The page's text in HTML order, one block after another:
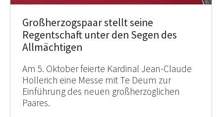
Großherzogspaar stellt seine
Regentschaft unter den Segen des
Allmächtigen
Am 5. Oktober feierte Kardinal Jean-Claude
Hollerich eine Messe mit Te Deum zur
Einführung des neuen großherzoglichen
Paares.